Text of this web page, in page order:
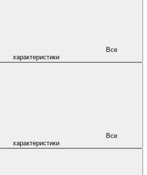
характеристики
характеристики